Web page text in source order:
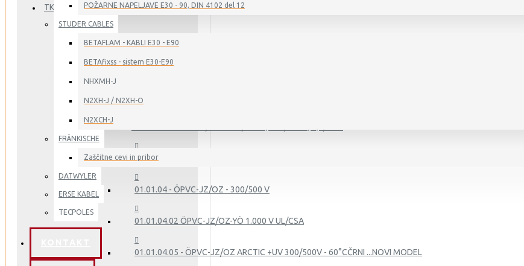
POŽARNE NAPELJAVE E30 - 90, DIN 4102 del 12
STUDER CABLES
BETAFLAM - KABLI E30 - E90
BETAfixss - sistem E30-E90
NHXMH-J
N2XH-J / N2XH-O
N2XCH-J
FRÄNKISCHE
Zaščitne cevi in pribor
DATWYLER
ERSE KABEL
TECPOLES
TKD KABEL
01. - GIBLJIVI KABLI ZA INDUSTRIJO
01.01 - PVC - KRMILNO NAPAJALNI KABLI
01.01.02 - ÖPVC-JB/OB-YCY - 300/500 V, 0,6/1 KV
01.01.04 - ÖPVC-JZ/OZ - 300/500 V
01.01.04.02 ÖPVC-JZ/OZ-YÖ 1.000 V UL/CSA
01.01.04.05 - ÖPVC-JZ/OZ ARCTIC +UV 300/500V - 60°CČRNI ...NOVI MODEL